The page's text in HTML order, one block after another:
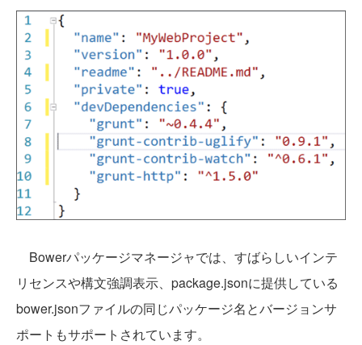
Bowerパッケージマネージャでは、すばらしいインテ
リセンスや構文強調表示、package.jsonに提供している
bower.jsonファイルの同じパッケージ名とバージョンサ
ポートもサポートされています。